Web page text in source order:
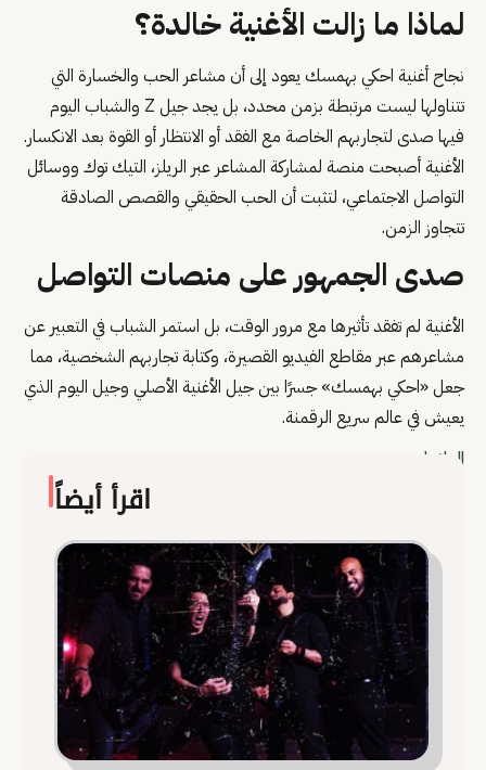
لماذا ما زالت الأغنية خالدة؟
نجاح أغنية احكي بهمسك يعود إلى أن مشاعر الحب والخسارة التي
تتناولها ليست مرتبطة بزمن محدد، بل يجد جيل Z والشباب اليوم
فيها صدى لتجاربهم الخاصة مع الفقد أو الانتظار أو القوة بعد الانكسار.
الأغنية أصبحت منصة لمشاركة المشاعر عبر الريلز، التيك توك ووسائل
التواصل الاجتماعي، لتثبت أن الحب الحقيقي والقصص الصادقة
تتجاوز الزمن.
صدى الجمهور على منصات التواصل
الأغنية لم تفقد تأثيرها مع مرور الوقت، بل استمر الشباب في التعبير عن
مشاعرهم عبر مقاطع الفيديو القصيرة، وكتابة تجاربهم الشخصية، مما
جعل «احكي بهمسك» جسرًا بين جيل الأغنية الأصلي وجيل اليوم الذي
يعيش في عالم سريع الرقمنة.
العلامات
اقرأ أيضاً